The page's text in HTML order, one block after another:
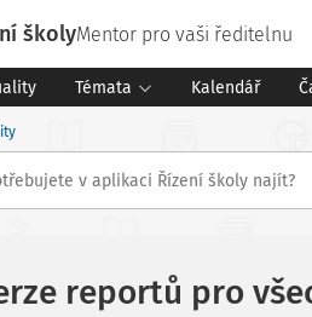
školyMentor pro vaši ředitelnu
Témata Kalendář
reportů pro